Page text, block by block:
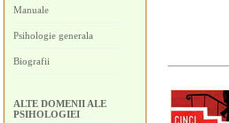
Manuale
Psihologie generala
Biografii
ALTE DOMENII ALE
PSIHOLOGIEI